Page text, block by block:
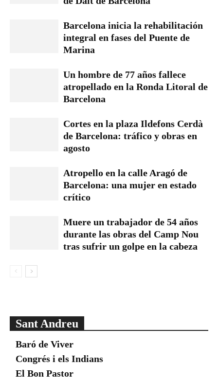
Barcelona inicia la rehabilitación
integral en fases del Puente de
Marina
Un hombre de 77 años fallece
atropellado en la Ronda Litoral de
Barcelona
Cortes en la plaza Ildefons Cerdà
de Barcelona: tráfico y obras en
agosto
Atropello en la calle Aragó de
Barcelona: una mujer en estado
crítico
Muere un trabajador de 54 años
durante las obras del Camp Nou
tras sufrir un golpe en la cabeza
Sant Andreu
Baró de Viver
Congrés i els Indians
El Bon Pastor